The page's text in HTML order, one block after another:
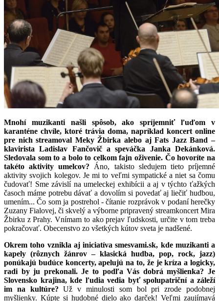
Mnohí muzikanti našli spôsob, ako spríjemniť ľuďom v
karanténe chvíle, ktoré trávia doma, napríklad koncert online
pre nich streamoval Meky Žbirka alebo aj Fats Jazz Band –
klavirista Ladislav Fančovič a speváčka Janka Dekánková.
Sledovala som to a bolo to celkom fajn oživenie. Čo hovoríte na
takéto aktivity umelcov? Áno, takisto sledujem tieto príjemné
aktivity svojich kolegov. Je mi to veľmi sympatické a niet sa čomu
čudovať! Sme závislí na umeleckej exhibícii a aj v týchto ťažkých
časoch máme potrebu dávať a dovolím si povedať aj liečiť hudbou,
umením... Čo som ja postrehol - čítanie rozprávok v podaní herečky
Zuzany Fialovej, či skvelý a výborne pripravený streamkoncert Mira
Žbirku z Prahy. Vnímam to ako prejav ľudskosti, určite v tom treba
pokračovať. Obecenstvo zo všetkých kútov sveta je nadšené.
Okrem toho vznikla aj iniciatíva smesvami.sk, kde muzikanti a
kapely (rôznych žánrov – klasická hudba, pop, rock, jazz)
ponúkajú budúce koncerty, apelujú na to, že je kríza a logicky,
radi by ju prekonali. Je to podľa Vás dobrá myšlienka? Je
Slovensko krajina, kde ľudia vedia byť spolupatriční a záleží
im na kultúre? Už v minulosti som bol pri zrode podobnej
myšlienky. Kúpte si hudobné dielo ako darček! Veľmi zaujímavá